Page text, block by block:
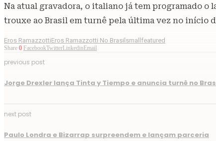
Na atual gravadora, o italiano já tem programado o
trouxe ao Brasil em turnê pela última vez no início
Eros RamazzottiEros Ramazzotti No Brasil smallfeatured
Share 0 FacebookTwitter Linkedin Email
previous post
Jorge Drexler lança Tinta y Tiempo e anuncia turnê no
next post
Paulo Londra e Bizarrap surpreendem e lançam parceria